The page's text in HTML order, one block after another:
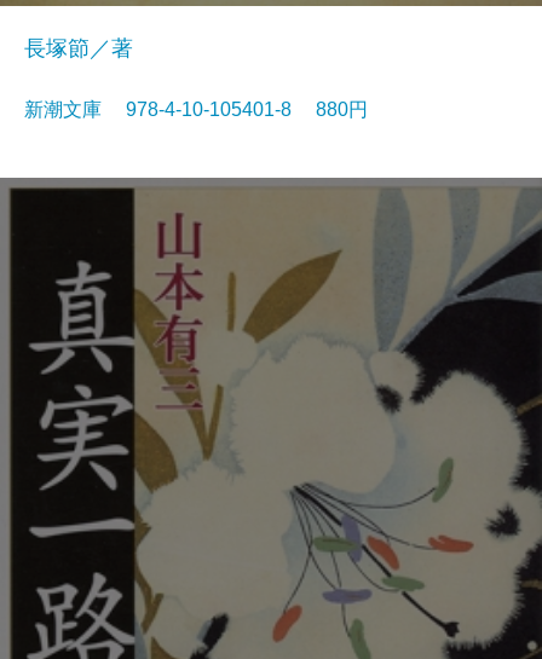
長塚節／著
新潮文庫 978-4-10-105401-8 880円